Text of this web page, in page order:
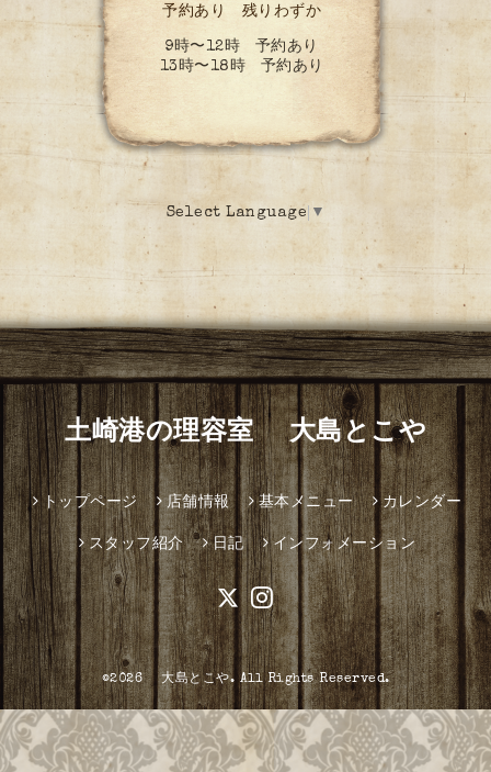
予約あり 残りわずか
9時〜12時 予約あり
13時〜18時 予約あり
Select Language ▼
土崎港の理容室 大島とこや
トップページ 店舗情報 基本メニュー カレンダー
スタッフ紹介 日記 インフォメーション
©2026大島とこや. All Rights Reserved.